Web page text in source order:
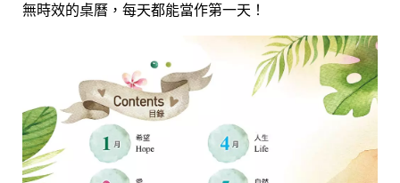
無時效的桌曆，每天都能當作第一天！